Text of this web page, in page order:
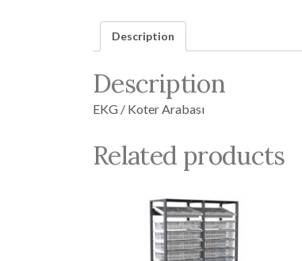
Description
Description
EKG / Koter Arabası
Related products